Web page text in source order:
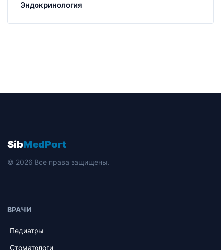
Эндокринология
SibMedPort
© 2026 Все права защищены.
ВРАЧИ
Педиатры
Стоматологи